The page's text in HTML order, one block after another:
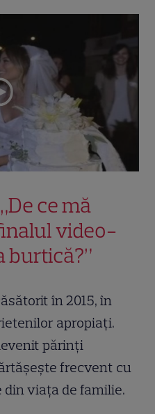
ce mă
video-
burtică?”
în 2015, în
apropiați.
părinți
frecvent cu
viața de familie.